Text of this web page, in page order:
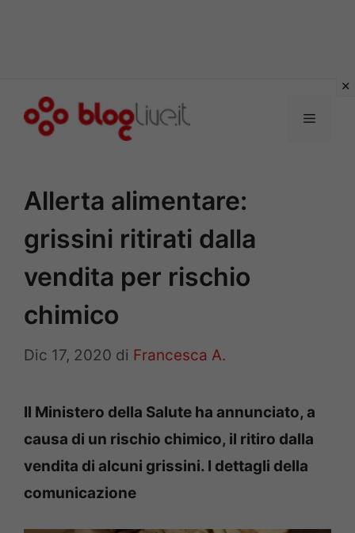
Menu
Allerta alimentare:
grissini ritirati dalla
vendita per rischio
chimico
Dic 17, 2020 di Francesca A.
Il Ministero della Salute ha annunciato, a
causa di un rischio chimico, il ritiro dalla
vendita di alcuni grissini. I dettagli della
comunicazione